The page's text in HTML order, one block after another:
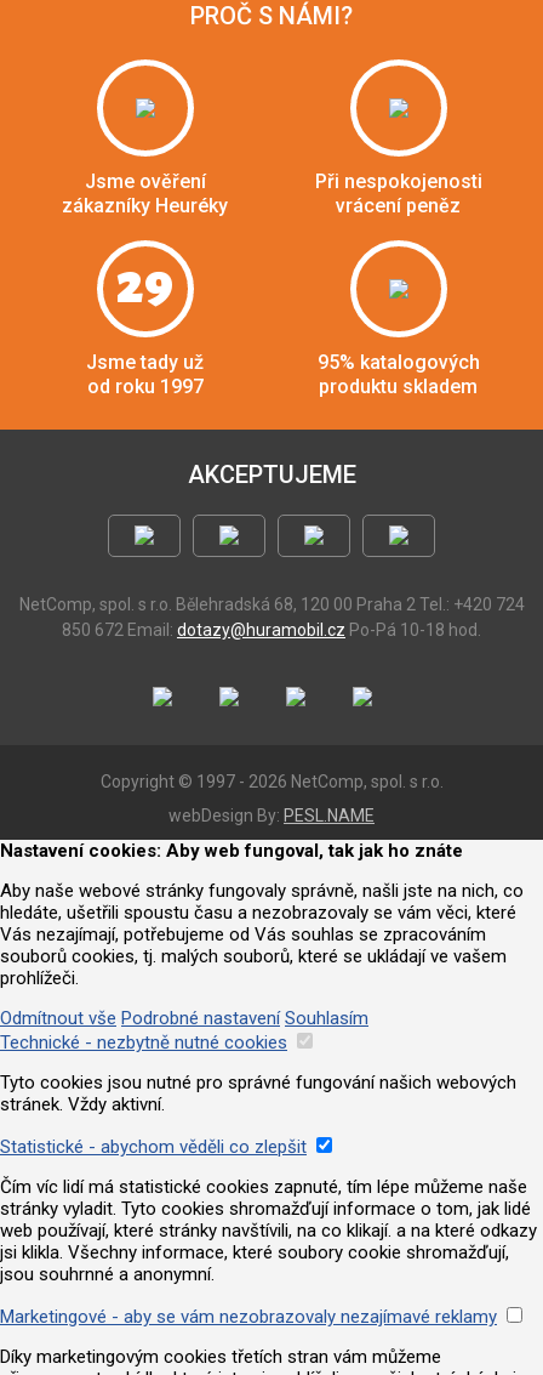
PROČ S NÁMI?
Jsme ověření
zákazníky Heuréky
Při nespokojenosti
vrácení peněz
29
Jsme tady už
od roku 1997
95% katalogových
produktu skladem
AKCEPTUJEME
NetComp, spol. s r.o. Bělehradská 68, 120 00 Praha 2 Tel.: +420 724
850 672 Email: dotazy@huramobil.cz Po-Pá 10-18 hod.
Copyright © 1997 - 2026 NetComp, spol. s r.o.
webDesign By: PESL.NAME
Nastavení cookies: Aby web fungoval, tak jak ho znáte
Aby naše webové stránky fungovaly správně, našli jste na nich, co
hledáte, ušetřili spoustu času a nezobrazovaly se vám věci, které
Vás nezajímají, potřebujeme od Vás souhlas se zpracováním
souborů cookies, tj. malých souborů, které se ukládají ve vašem
prohlížeči.
Odmítnout vše Podrobné nastavení Souhlasím
Technické - nezbytně nutné cookies
Tyto cookies jsou nutné pro správné fungování našich webových
stránek. Vždy aktivní.
Statistické - abychom věděli co zlepšit
Čím víc lidí má statistické cookies zapnuté, tím lépe můžeme naše
stránky vyladit. Tyto cookies shromažďují informace o tom, jak lidé
web používají, které stránky navštívili, na co klikají. a na které odkazy
jsi klikla. Všechny informace, které soubory cookie shromažďují,
jsou souhrnné a anonymní.
Marketingové - aby se vám nezobrazovaly nezajímavé reklamy
Díky marketingovým cookies třetích stran vám můžeme